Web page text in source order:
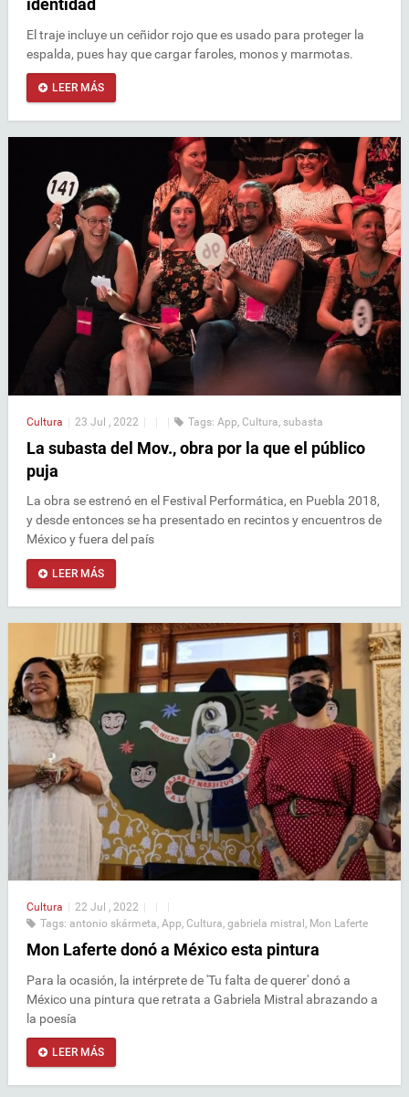
identidad
El traje incluye un ceñidor rojo que es usado para proteger la
espalda, pues hay que cargar faroles, monos y marmotas.
LEER MÁS
Cultura | 23 Jul , 2022 | | | Tags: App, Cultura, subasta
La subasta del Mov., obra por la que el público
puja
La obra se estrenó en el Festival Performática, en Puebla 2018,
y desde entonces se ha presentado en recintos y encuentros de
México y fuera del país
LEER MÁS
Cultura 22 Jul , 2022
Tags: antonio skármeta, App, Cultura, gabriela mistral , Mon Laferte
Mon Laferte donó a México esta pintura
Para la ocasión, la intérprete de 'Tu falta de querer' donó a
México una pintura que retrata a Gabriela Mistral abrazando a
la poesía
LEER MÁS